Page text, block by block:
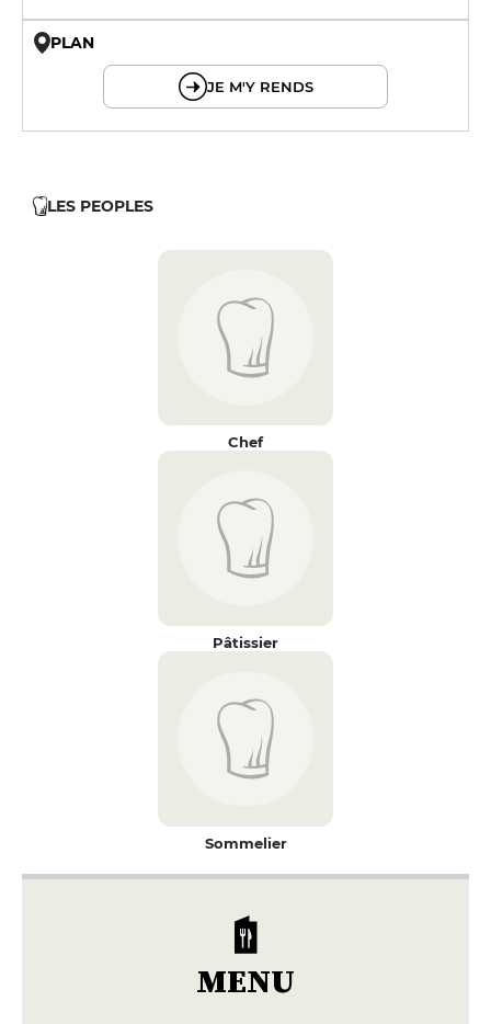
PLAN
JE M'Y RENDS
LES PEOPLES
Chef
Pâtissier
Sommelier
MENU